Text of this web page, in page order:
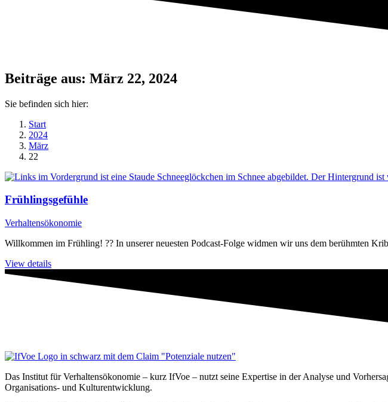
Beiträge aus: März 22, 2024
Sie befinden sich hier:
Start
2024
März
22
Frühlingsgefühle
Verhaltensökonomie
Willkommen im Frühling! ?? In unserer neuesten Podcast-Folge widmen wir uns dem berühmten
View details
Das Institut für Verhaltensökonomie – kurz IfVoe – nutzt seine Expertise in der Analyse und
Organisations- und Kultur­entwicklung.